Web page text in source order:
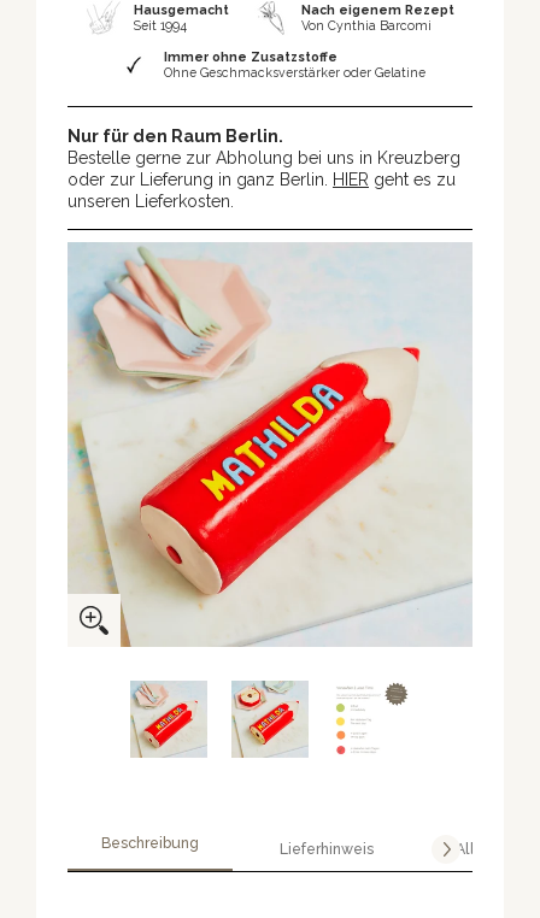
Hausgemacht
Seit 1994
Nach eigenem Rezept
Von Cynthia Barcomi
Immer ohne Zusatzstoffe
Ohne Geschmacksverstärker oder Gelatine
Nur für den Raum Berlin.
Bestelle gerne zur Abholung bei uns in Kreuzberg
oder zur Lieferung in ganz Berlin. HIER geht es zu
unseren Lieferkosten.
Beschreibung Lieferhinweis Allergene